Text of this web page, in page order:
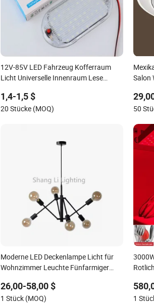
12V-85V LED Fahrzeug Kofferraum
Licht Universelle Innenraum Lese
SUV Wohnmobil Boot Rechteck
1,4-1,5 $
20 Stücke (MOQ)
Salon
Licht
50
Moderne LED Deckenlampe Licht für
Wohnzimmer Leuchte Fünfarmiger
26,00-58,00 $
1 Stück (MOQ)
Panel
1